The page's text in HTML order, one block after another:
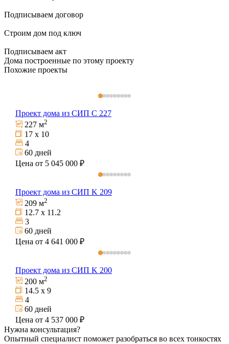
Подписываем договор
Строим дом под ключ
Подписываем акт
Дома построенные по этому проекту
Похожие проекты
Проект дома из СИП C 227
227 м2
17 х 10
4
60 дней
Цена от 5 045 000 ₽
Проект дома из СИП K 209
209 м2
12.7 х 11.2
3
60 дней
Цена от 4 641 000 ₽
Проект дома из СИП K 200
200 м2
14.5 х 9
4
60 дней
Цена от 4 537 000 ₽
Нужна консультация?
Опытный специалист поможет разобраться во всех тонкостях